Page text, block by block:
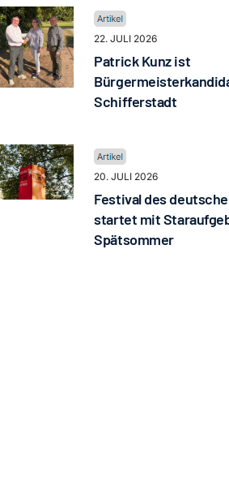
22. JULI 2026
Patrick Kunz ist
Schifferstadt
20. JULI 2026
Festival des
startet mit
Spätsommer